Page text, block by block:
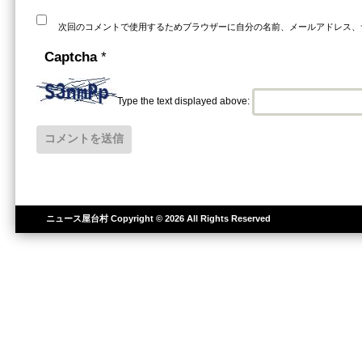
次回のコメントで使用するためブラウザーに自分の名前、メールアドレス
Captcha *
Type the text displayed above:
ニュース屋台村Copyright © 2026 All Rights Reserved